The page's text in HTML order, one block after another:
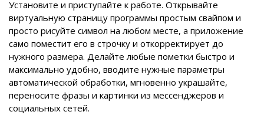
Установите и приступайте к работе. Открывайте
виртуальную страницу программы простым свайпом и
просто рисуйте символ на любом месте, а приложение
само поместит его в строчку и откорректирует до
нужного размера. Делайте любые пометки быстро и
максимально удобно, вводите нужные параметры
автоматической обработки, мгновенно украшайте,
переносите фразы и картинки из мессенджеров и
социальных сетей.